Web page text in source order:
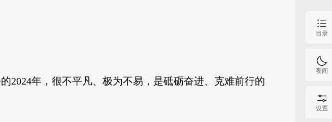
2024年，很不平凡、极为不易，是砥砺奋进、克难前行的
目录
夜间
设置